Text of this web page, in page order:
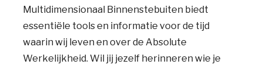
Multidimensionaal Binnenstebuiten biedt
essentiële tools en informatie voor de tijd
waarin wij leven en over de Absolute
Werkelijkheid. Wil jij jezelf herinneren wie je